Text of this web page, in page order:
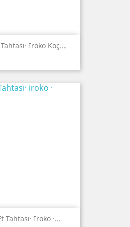
Iroko Koç...
Tahtası· Iroko ·...